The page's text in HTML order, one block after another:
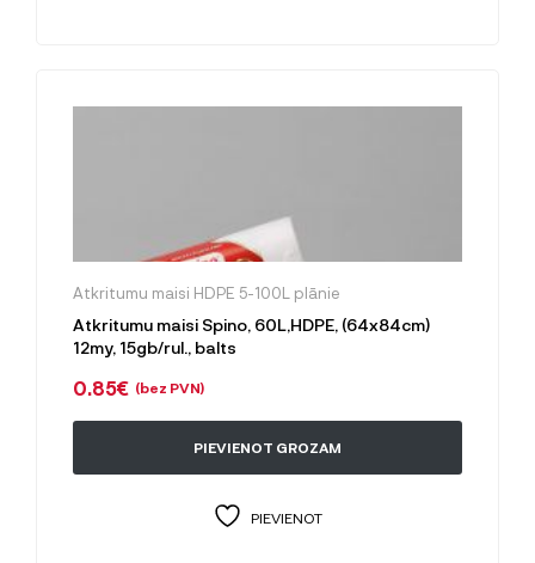
Atkritumu maisi HDPE 5-100L plānie
Atkritumu maisi Spino, 60L,HDPE, (64x84cm)
12my, 15gb/rul., balts
0.85€ (bez PVN)
PIEVIENOT GROZAM
PIEVIENOT